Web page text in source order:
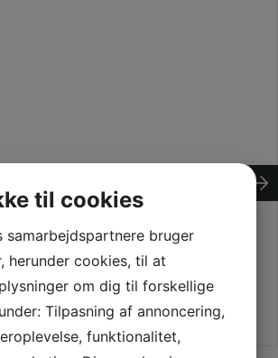
Dette vare har flere varianter. Mulighederne kan vælges på varesiden
til cookies
samarbejdspartnere bruger
herunder cookies, til at
om dig til forskellige
Tilpasning af annoncering,
funktionalitet,